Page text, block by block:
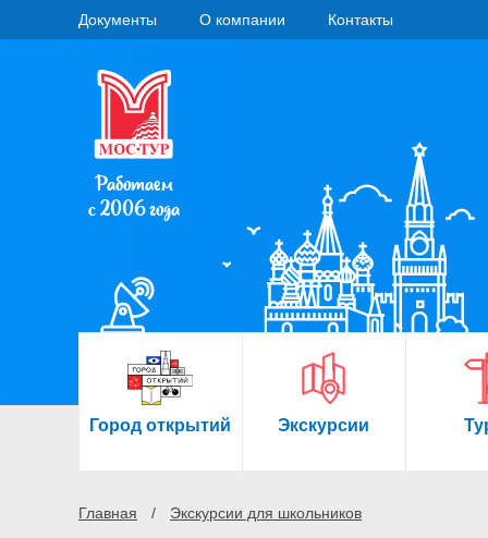
Документы О компании Контакты
Работаем
с 2006 года
Город открытий Экскурсии
Главная Экскурсии для школьников